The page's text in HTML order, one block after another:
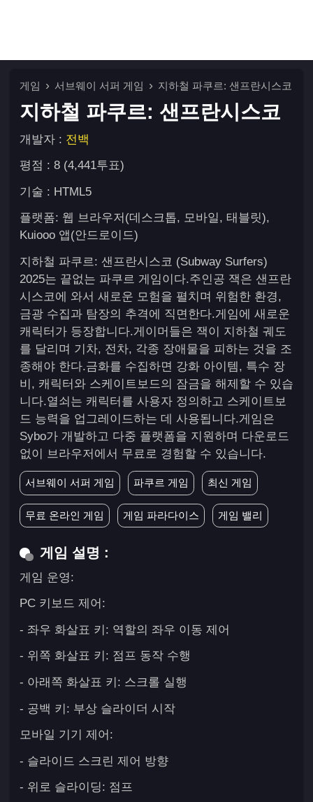
게임 서브웨이 서퍼 게임 지하철 파쿠르: 샌프란시스코
지하철 파쿠르: 샌프란시스코
개발자 : 전백
평점 : 8 (4,441투표)
기술 : HTML5
플랫폼: 웹 브라우저(데스크톱, 모바일, 태블릿),
Kuiooo 앱(안드로이드)
지하철 파쿠르: 샌프란시스코 (Subway Surfers)
2025는 끝없는 파쿠르 게임이다.주인공 잭은 샌프란
시스코에 와서 새로운 모험을 펼치며 위험한 환경,
금광 수집과 탐장의 추격에 직면한다.게임에 새로운
캐릭터가 등장합니다.게이머들은 잭이 지하철 궤도
를 달리며 기차, 전차, 각종 장애물을 피하는 것을 조
종해야 한다.금화를 수집하면 강화 아이템, 특수 장
비, 캐릭터와 스케이트보드의 잠금을 해제할 수 있습
니다.열쇠는 캐릭터를 사용자 정의하고 스케이트보
드 능력을 업그레이드하는 데 사용됩니다.게임은
Sybo가 개발하고 다중 플랫폼을 지원하며 다운로드
없이 브라우저에서 무료로 경험할 수 있습니다.
서브웨이 서퍼 게임 파쿠르 게임 최신 게임
무료 온라인 게임 게임 파라다이스 게임 밸리
게임 설명 :
게임 운영:
PC 키보드 제어:
- 좌우 화살표 키: 역할의 좌우 이동 제어
- 위쪽 화살표 키: 점프 동작 수행
- 아래쪽 화살표 키: 스크롤 실행
- 공백 키: 부상 슬라이더 시작
모바일 기기 제어:
- 슬라이드 스크린 제어 방향
- 위로 슬라이딩: 점프